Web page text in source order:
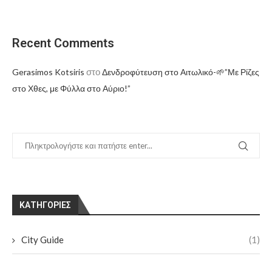
Recent Comments
Gerasimos Kotsiris στοΔενδροφύτευση στο Αιτωλικό-🌱”Με Ρίζες
στο Χθες, με Φύλλα στο Αύριο!”
KΑΤΗΓΟΡΊΕΣ
City Guide (1)